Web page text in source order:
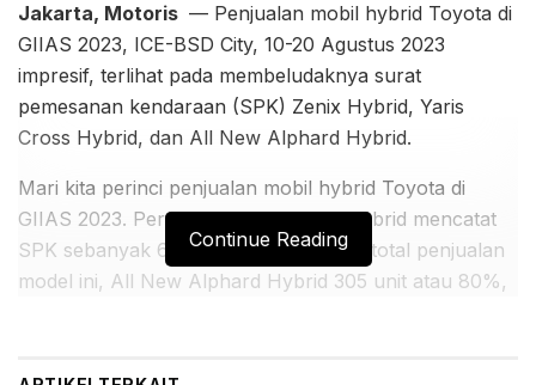
Jakarta, Motoris — Penjualan mobil hybrid Toyota di
GIIAS 2023, ICE-BSD City, 10-20 Agustus 2023
impresif, terlihat pada membeludaknya surat
pemesanan kendaraan (SPK) Zenix Hybrid, Yaris
Cross Hybrid, dan All New Alphard Hybrid.
Mari kita perinci penjualan mobil hybrid Toyota di
GIIAS 2023. Pertama, Innova Zenix Hybrid mencatat
SPK sebanyak 658 unit atau 80% dari total penjualan
model ini, All New Alphard Hybrid 305 unit atau 80%,
Continue Reading